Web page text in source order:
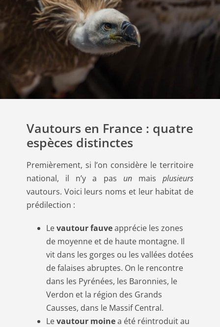
Vautours en France : quatre
espèces distinctes
Premièrement, si l’on considère le territoire
national, il n’y a pas unmaisplusieurs
vautours. Voici leurs noms et leur habitat de
prédilection :
Levautour fauveapprécie les zones
de moyenne et de haute montagne. Il
vit dans les gorges ou les vallées dotées
de falaises abruptes. On le rencontre
dans les Pyrénées, les Baronnies, le
Verdon et la région des Grands
Causses, dans le Massif Central.
Levautour moinea été réintroduit au